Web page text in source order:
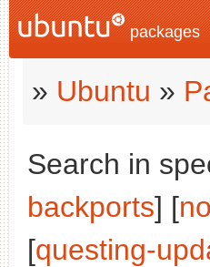
packages
» Ubuntu »
Search in
backports] [
[questing-